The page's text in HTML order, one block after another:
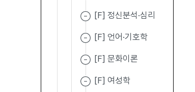
[F] 정신분석·심리
[F] 언어·기호학
[F] 문화이론
[F] 여성학